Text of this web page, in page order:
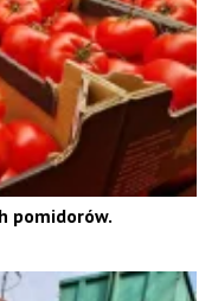
pomidorów.